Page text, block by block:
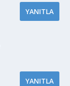
YANITLA
YANITLA